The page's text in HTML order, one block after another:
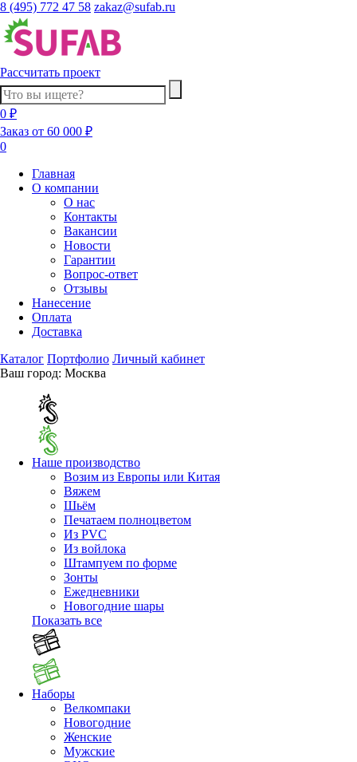
8 (495) 772 47 58 zakaz@sufab.ru
Рассчитать проект
0 ₽
Заказ от 60 000 ₽
0
Главная
О компании
О нас
Контакты
Вакансии
Новости
Гарантии
Вопрос-ответ
Отзывы
Нанесение
Оплата
Доставка
Каталог Портфолио Личный кабинет
Ваш город: Москва
Наше производство
Возим из Европы или Китая
Вяжем
Шьём
Печатаем полноцветом
Из PVC
Из войлока
Штампуем по форме
Зонты
Ежедневники
Новогодние шары
Показать все
Наборы
Велкомпаки
Новогодние
Женские
Мужские